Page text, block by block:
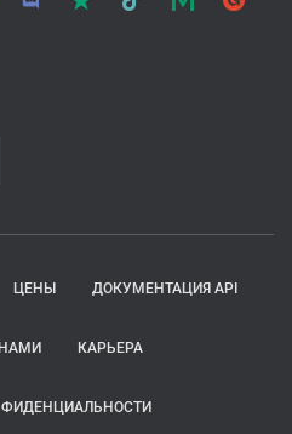
ЦЕНЫ ДОКУМЕНТАЦИЯ API
КАРЬЕРА